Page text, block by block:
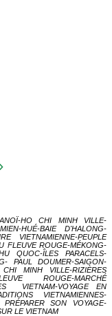
HO CHI MINH VILLE-
HUÉ-BAIE D'HALONG-
VIETNAMIENNE-PEUPLE
FLEUVE ROUGE-MÉKONG-
QUOC-ÎLES PARACELS-
PAUL DOUMER-SAIGON-
MINH VILLE-RIZIÈRES
E ROUGE-MARCHÉ
VIETNAM-VOYAGE EN
VIETNAMIENNES-
SON VOYAGE-
LE VIETNAM